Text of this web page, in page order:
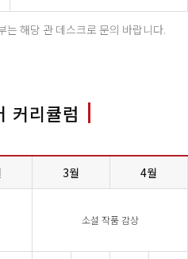
는 해당 관 데스크로 문의 바랍니다.
커리큘럼
3월 4월
소설 작품 감상